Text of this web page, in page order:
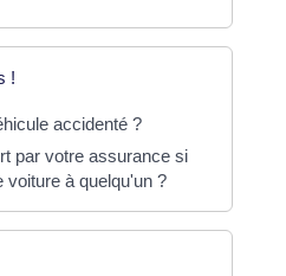
!
accidenté ?
par votre assurance si
voiture à quelqu'un ?